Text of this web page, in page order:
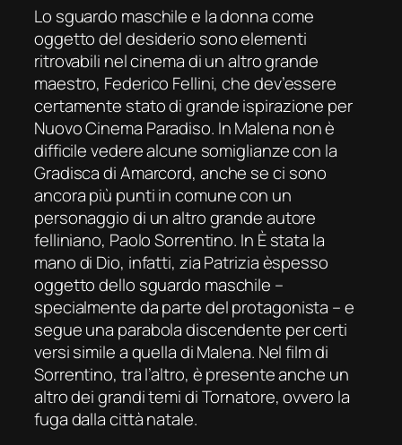
Lo sguardo maschile e la donna come
oggetto deldesiderio sono elementi
ritrovabili nel cinema di un altro grande
maestro, Federico Fellini, chedev’essere
certamente statodi grandeispirazione per
Nuovo Cinema Paradiso. In Malena nonè
difficile vedere alcune somiglianzecon la
Gradisca diAmarcord, anche seci sono
ancorapiù punti in comune con un
personaggio di un altro grande autore
felliniano, Paolo Sorrentino. In È stata la
mano di Dio, infatti, zia Patriziaèspesso
oggetto dello sguardo maschile –
specialmente da parte del protagonista –e
segue una parabola discendente per certi
versi simile a quella di Malena. Nel filmdi
Sorrentino, tra l’altro, è presenteanche un
altro deigranditemidiTornatore, ovvero la
fuga dalla cittànatale.